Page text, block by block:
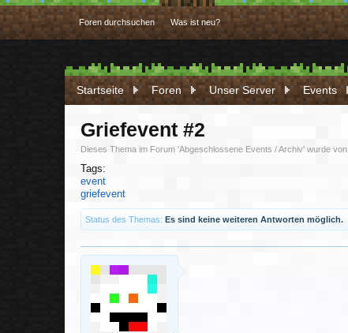
Startseite Foren Unser Server Events
Griefevent #2
Dieses Thema im Forum 'Abgeschlossene Events / Archiv' wurde von
Tags:
event
griefevent
Status des Themas: Es sind keine weiteren Antworten möglich.
Foren durchsuchen Was ist neu?